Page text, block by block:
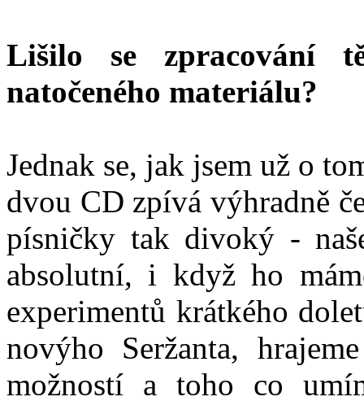
Lišilo se zpracování
natočeného materiálu?
Jednak se, jak jsem už o
dvou CD zpívá výhradně
písničky tak divoký -
absolutní, i když ho
experimentů krátkého
novýho Seržanta,
možností a toho co